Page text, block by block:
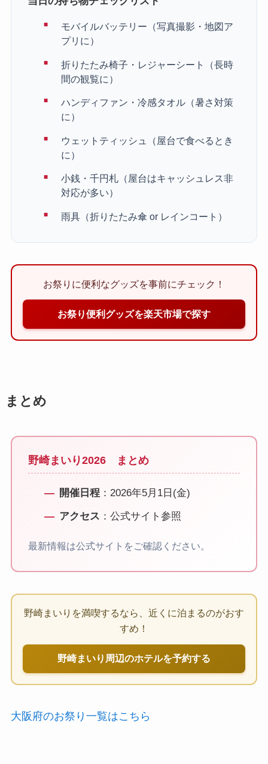
モバイルバッテリー（写真撮影・地図ア
プリに）
折りたたみ椅子・レジャーシート（長時
間の観覧に）
ハンディファン・冷感タオル（暑さ対策
に）
ウェットティッシュ（屋台で食べるとき
に）
小銭・千円札（屋台はキャッシュレス非
対応が多い）
雨具（折りたたみ傘 or レインコート）
お祭りに便利なグッズを事前にチェック！
お祭り便利グッズを楽天市場で探す
まとめ
野崎まいり2026 まとめ
開催日程：2026年5月1日(金)
アクセス ：公式サイト参照
最新情報は公式サイトをご確認ください。
野崎まいりを満喫するなら、近くに泊まるのがおす
すめ！
野崎まいり周辺のホテルを予約する
大阪府のお祭り一覧はこちら